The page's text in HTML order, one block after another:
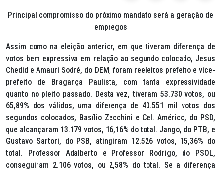
Principal compromisso do próximo mandato será a geração de
empregos
Assim como na eleição anterior, em que tiveram diferença de
votos bem expressiva em relação ao segundo colocado, Jesus
Chedid e Amauri Sodré, do DEM, foram reeleitos prefeito e vice-
prefeito de Bragança Paulista, com tanta expressividade
quanto no pleito passado. Desta vez, tiveram 53.730 votos, ou
65,89% dos válidos, uma diferença de 40.551 mil votos dos
segundos colocados, Basílio Zecchini e Cel. Américo, do PSD,
que alcançaram 13.179 votos, 16,16% do total. Jango, do PTB, e
Gustavo Sartori, do PSB, atingiram 12.526 votos, 15,36% do
total. Professor Adalberto e Professor Rodrigo, do PSOL,
conseguiram 2.106 votos, ou 2,58% do total. Se a diferença